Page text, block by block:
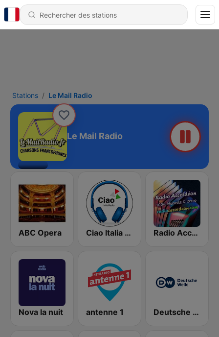
Stations Le Mail Radio
Le Mail Radio
ABC Opera Ciao Italia Radio Radio Accordéon
Nova la nuit antenne 1 Deutsche Welle